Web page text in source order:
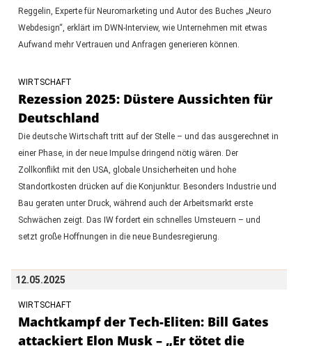
Reggelin, Experte für Neuromarketing und Autor des Buches „Neuro
Webdesign“, erklärt im DWN-Interview, wie Unternehmen mit etwas
Aufwand mehr Vertrauen und Anfragen generieren können.
WIRTSCHAFT
Rezession 2025: Düstere Aussichten für
Deutschland
Die deutsche Wirtschaft tritt auf der Stelle – und das ausgerechnet in
einer Phase, in der neue Impulse dringend nötig wären. Der
Zollkonflikt mit den USA, globale Unsicherheiten und hohe
Standortkosten drücken auf die Konjunktur. Besonders Industrie und
Bau geraten unter Druck, während auch der Arbeitsmarkt erste
Schwächen zeigt. Das IW fordert ein schnelles Umsteuern – und
setzt große Hoffnungen in die neue Bundesregierung.
12.05.2025
WIRTSCHAFT
Machtkampf der Tech-Eliten: Bill Gates
attackiert Elon Musk – „Er tötet die